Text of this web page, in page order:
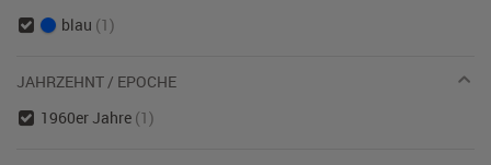
blau (1)
JAHRZEHNT / EPOCHE
1960er Jahre (1)